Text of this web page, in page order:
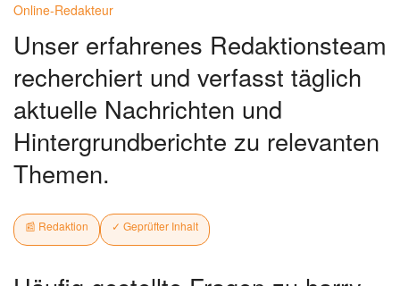
Online-Redakteur
Unser erfahrenes Redaktionsteam
recherchiert und verfasst täglich
aktuelle Nachrichten und
Hintergrundberichte zu relevanten
Themen.
📰 Redaktion ✓ Geprüfter Inhalt